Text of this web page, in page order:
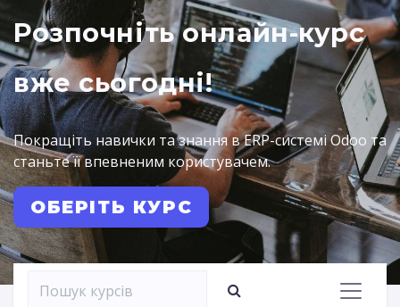
Розпочніть онлайн-курс
вже сьогодні!
Покращіть навички та знання в ERP-системі Odoo та
станьте її впевненим користувачем.
ОБЕРІТЬ КУРС